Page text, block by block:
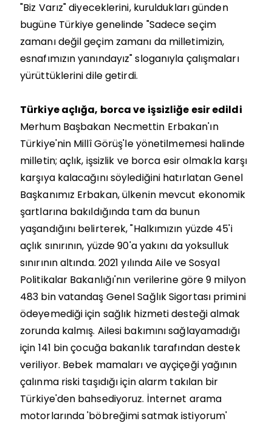
"Biz Varız" diyeceklerini, kuruldukları günden
bugüne Türkiye genelinde "Sadece seçim
zamanı değil geçim zamanı da milletimizin,
esnafımızın yanındayız" sloganıyla çalışmaları
yürüttüklerini dile getirdi.
Türkiye açlığa, borca ve işsizliğe esir edildi
Merhum Başbakan Necmettin Erbakan'ın
Türkiye'nin Millî Görüş'le yönetilmemesi halinde
milletin; açlık, işsizlik ve borca esir olmakla karşı
karşıya kalacağını söylediğini hatırlatan Genel
Başkanımız Erbakan, ülkenin mevcut ekonomik
şartlarına bakıldığında tam da bunun
yaşandığını belirterek, "Halkımızın yüzde 45'i
açlık sınırının, yüzde 90'a yakını da yoksulluk
sınırının altında. 2021 yılında Aile ve Sosyal
Politikalar Bakanlığı'nın verilerine göre 9 milyon
483 bin vatandaş Genel Sağlık Sigortası primini
ödeyemediği için sağlık hizmeti desteği almak
zorunda kalmış. Ailesi bakımını sağlayamadığı
için 141 bin çocuğa bakanlık tarafından destek
veriliyor. Bebek mamaları ve ayçiçeği yağının
çalınma riski taşıdığı için alarm takılan bir
Türkiye'den bahsediyoruz. İnternet arama
motorlarında 'böbreğimi satmak istiyorum'